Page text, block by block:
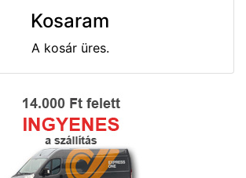
Kosaram
A kosár üres.